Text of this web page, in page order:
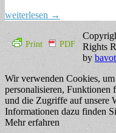
weiterlesen →
Print PDF
Rights
by
Wir verwenden Cookies,
personalisieren, Funktionen
und die Zugriffe auf unsere
Informationen dazu finden
Mehr erfahren